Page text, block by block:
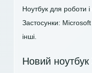
Ноутбук для роботи
Застосунки:
інші.
Новий ноутбук